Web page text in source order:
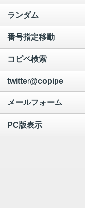
ランダム
番号指定移動
コピペ検索
twitter@copipe
メールフォーム
PC版表示